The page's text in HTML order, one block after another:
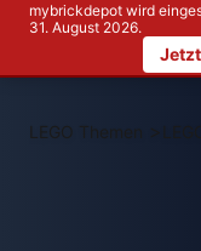
mybrickdepot wird
31. August 2026.
LEGO Themen >